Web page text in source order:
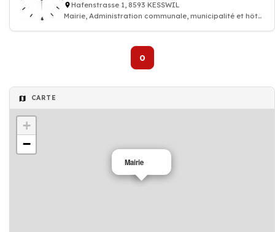
Hafenstrasse 1, 8593 KESSWIL
Mairie, Administration communale, municipalité et hôtel
0
CARTE
Mairie
+
−